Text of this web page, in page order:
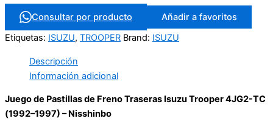
Consultar por producto
Añadir a favoritos
Etiquetas: ISUZU, TROOPER Brand: ISUZU
Descripción
Información adicional
Juego de Pastillas de Freno Traseras Isuzu Trooper 4JG2-TC
(1992–1997) – Nisshinbo